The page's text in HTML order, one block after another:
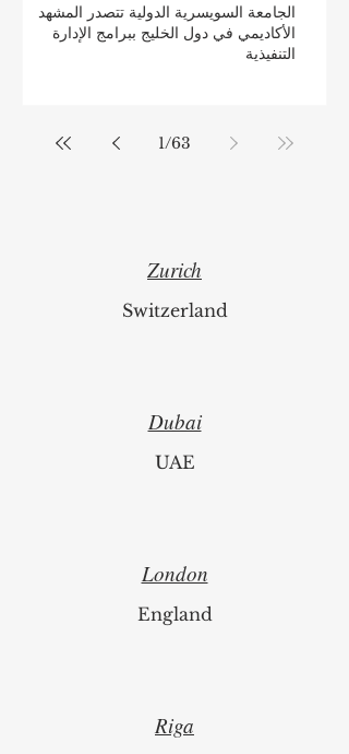
الجامعة السويسرية الدولية تتصدر المشهد
الأكاديمي في دول الخليج ببرامج الإدارة
التنفيذية
1/63
Zurich
Switzerland
Dubai
UAE
London
England
Riga